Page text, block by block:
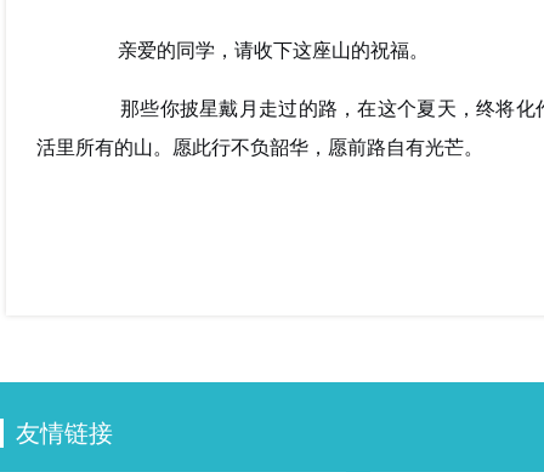
亲爱的同学，请收下这座山的祝福。
那些你披星戴月走过的路，在这个夏天，终将化
活里所有的山。愿此行不负韶华，愿前路自有光芒。
友情链接